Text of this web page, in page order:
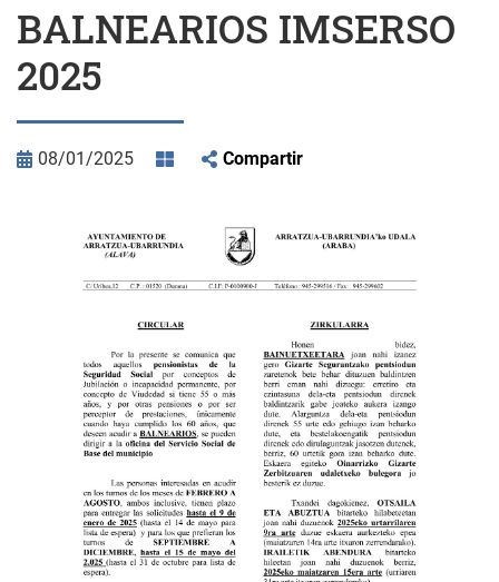
BALNEARIOS IMSERSO
2025
08/01/2025 Compartir